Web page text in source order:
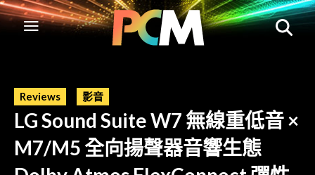
Reviews 影音
LG Sound Suite W7 無線重低音 ×
M7/M5 全向揚聲器音響生態